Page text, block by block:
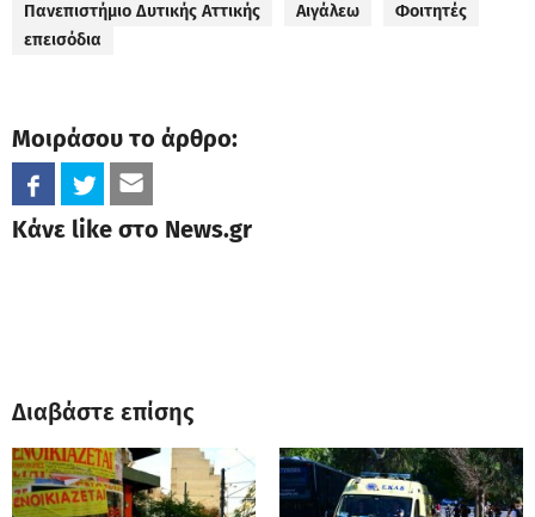
Πανεπιστήμιο Δυτικής Αττικής Αιγάλεω
Φοιτητές
επεισόδια
Μοιράσου το άρθρο:
Κάνε like στο News.gr
Διαβάστε επίσης